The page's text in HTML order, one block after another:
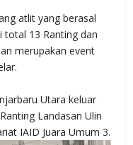
atlit yang berasal
total 13 Ranting dan
merupakan event
Utara keluar
Landasan Ulin
IAID Juara Umum 3.